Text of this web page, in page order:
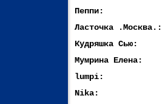
Пеппи:
Ласточка .Москва.:
Кудряшка Сью:
Мумрина Елена:
lumpi:
Nika: